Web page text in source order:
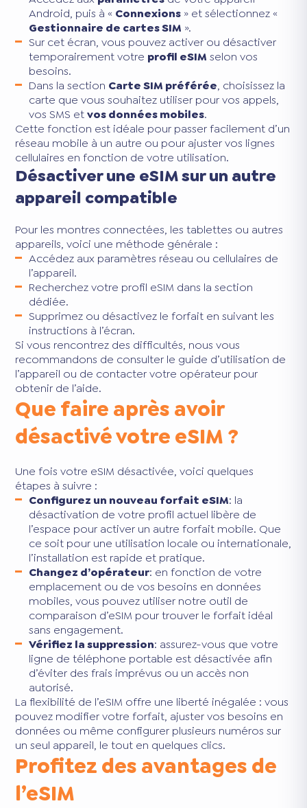
Android, puis à « Connexions » et sélectionnez «
Gestionnaire de cartes SIM ».
Sur cet écran, vous pouvez activer ou désactiver
temporairement votre profil eSIM selon vos
besoins.
Dans la section Carte SIM préférée, choisissez la
carte que vous souhaitez utiliser pour vos appels,
vos SMS etvos données mobiles.
Cette fonction est idéale pour passer facilement d’un
réseau mobile à un autre ou pour ajuster vos lignes
cellulaires en fonction de votre utilisation.
Désactiver une eSIM sur un autre
appareil compatible
Pour les montres connectées, les tablettes ou autres
appareils, voici une méthode générale :
Accédez aux paramètres réseau ou cellulaires de
l’appareil.
Recherchez votre profil eSIM dans la section
dédiée.
Supprimez ou désactivez le forfait en suivant les
instructions à l’écran.
Si vous rencontrez des difficultés, nous vous
recommandons de consulter le guide d’utilisation de
l’appareil ou de contacter votre opérateur pour
obtenir de l’aide.
Que faire après avoir
désactivé votre eSIM ?
Une fois votre eSIM désactivée, voici quelques
étapes à suivre :
Configurez un nouveau forfait eSIM: la
désactivation de votre profil actuel libère de
l’espace pour activer un autre forfait mobile. Que
ce soit pour une utilisation locale ou internationale,
l’installation est rapide et pratique.
Changez d’opérateur: en fonction de votre
emplacement ou de vos besoins en données
mobiles, vous pouvez utiliser notre outil de
comparaison d’eSIM pour trouver le forfait idéal
sans engagement.
Vérifiez la suppression: assurez-vous que votre
ligne de téléphone portable est désactivée afin
d’éviter des frais imprévus ou un accès non
autorisé.
La flexibilité de l’eSIM offre une liberté inégalée : vous
pouvez modifier votre forfait, ajuster vos besoins en
données ou même configurer plusieurs numéros sur
un seul appareil, le tout en quelques clics.
Profitez des avantages de
l’eSIM